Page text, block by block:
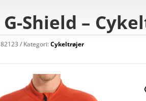
Shield –
Kategori:Cykeltrøjer